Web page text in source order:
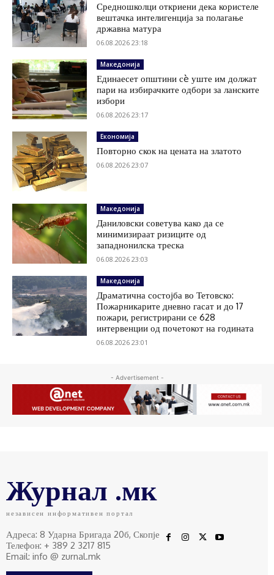
Средношколци откриени дека користеле
вештачка интелигенција за полагање
државна матура
06.08.2026 23:18
Македонија
Единаесет општини сè уште им должат
пари на избирачките одбори за ланските
избори
06.08.2026 23:17
Економија
Повторно скок на цената на златото
06.08.2026 23:07
Македонија
Даниловски советува како да се
минимизираат ризиците од
западнонилска треска
06.08.2026 23:03
Македонија
Драматична состојба во Тетовско:
Пожарникарите дневно гасат и до 17
пожари, регистрирани се 628
интервенции од почетокот на годината
06.08.2026 23:01
- Advertisement -
Журнал .мк
независен информативен портал
Адреса: 8 Ударна Бригада 20б, Скопје
Телефон: + 389 2 3217 815
Email: info @ zurnal.mk